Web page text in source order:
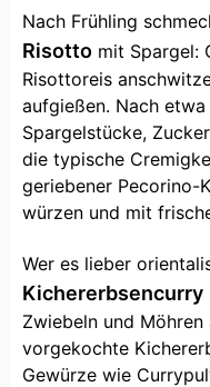
Nach Frühling
Risotto mit Spargel:
Risottoreis
aufgießen. Nach
Spargelstücke,
die typische
geriebener Pecorino-
würzen und mit
Wer es lieber
Kichererbsencurry
Zwiebeln und
vorgekochte
Gewürze wie